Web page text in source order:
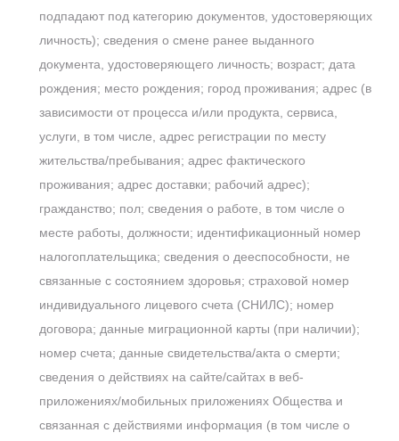
подпадают под категорию документов, удостоверяющих
личность); сведения о смене ранее выданного
документа, удостоверяющего личность; возраст; дата
рождения; место рождения; город проживания; адрес (в
зависимости от процесса и/или продукта, сервиса,
услуги, в том числе, адрес регистрации по месту
жительства/пребывания; адрес фактического
проживания; адрес доставки; рабочий адрес);
гражданство; пол; сведения о работе, в том числе о
месте работы, должности; идентификационный номер
налогоплательщика; сведения о дееспособности, не
связанные с состоянием здоровья; страховой номер
индивидуального лицевого счета (СНИЛС); номер
договора; данные миграционной карты (при наличии);
номер счета; данные свидетельства/акта о смерти;
сведения о действиях на сайте/сайтах в веб-
приложениях/мобильных приложениях Общества и
связанная с действиями информация (в том числе о